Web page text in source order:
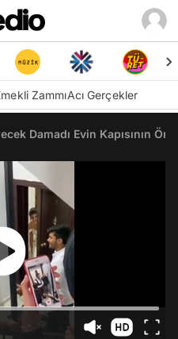
ZammıAcı Gerçekler
Damadı Evin Kapısının